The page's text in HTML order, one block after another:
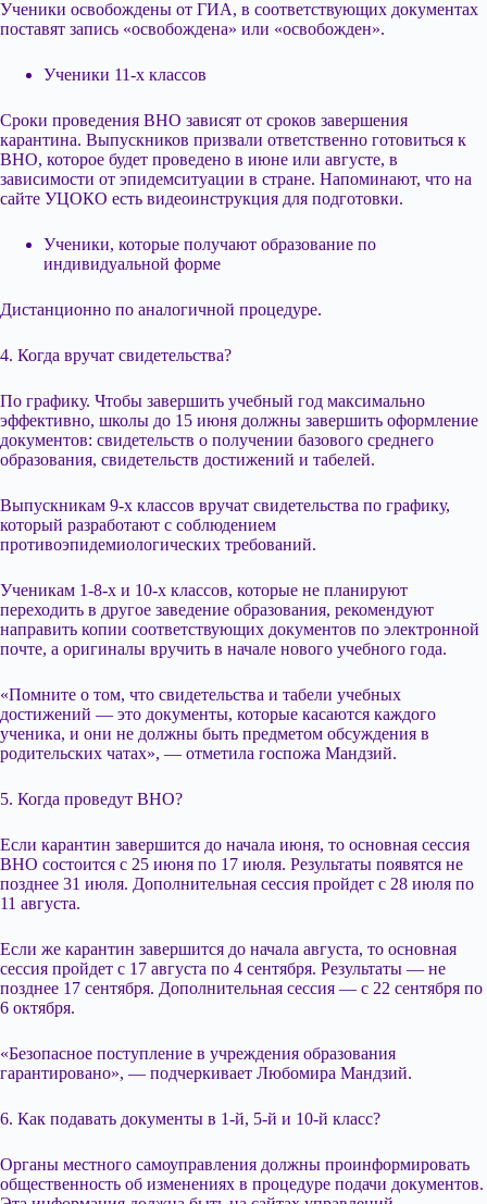
Ученики освобождены от ГИА, в соответствующих документах
поставят запись «освобождена» или «освобожден».
Ученики 11-х классов
Сроки проведения ВНО зависят от сроков завершения
карантина. Выпускников призвали ответственно готовиться к
ВНО, которое будет проведено в июне или августе, в
зависимости от эпидемситуации в стране. Напоминают, что на
сайте УЦОКО есть видеоинструкция для подготовки.
Ученики, которые получают образование по
индивидуальной форме
Дистанционно по аналогичной процедуре.
4. Когда вручат свидетельства?
По графику. Чтобы завершить учебный год максимально
эффективно, школы до 15 июня должны завершить оформление
документов: свидетельств о получении базового среднего
образования, свидетельств достижений и табелей.
Выпускникам 9-х классов вручат свидетельства по графику,
который разработают с соблюдением
противоэпидемиологических требований.
Ученикам 1-8-х и 10-х классов, которые не планируют
переходить в другое заведение образования, рекомендуют
направить копии соответствующих документов по электронной
почте, а оригиналы вручить в начале нового учебного года.
«Помните о том, что свидетельства и табели учебных
достижений — это документы, которые касаются каждого
ученика, и они не должны быть предметом обсуждения в
родительских чатах», — отметила госпожа Мандзий.
5. Когда проведут ВНО?
Если карантин завершится до начала июня, то основная сессия
ВНО состоится с 25 июня по 17 июля. Результаты появятся не
позднее 31 июля. Дополнительная сессия пройдет с 28 июля по
11 августа.
Если же карантин завершится до начала августа, то основная
сессия пройдет с 17 августа по 4 сентября. Результаты — не
позднее 17 сентября. Дополнительная сессия — с 22 сентября по
6 октября.
«Безопасное поступление в учреждения образования
гарантировано», — подчеркивает Любомира Мандзий.
6. Как подавать документы в 1-й, 5-й и 10-й класс?
Органы местного самоуправления должны проинформировать
общественность об изменениях в процедуре подачи документов.